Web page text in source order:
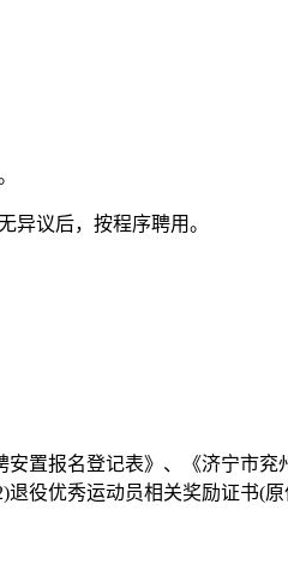
异议后，按程序聘用。
置报名登记表》、《济宁市
役优秀运动员相关奖励证书(原